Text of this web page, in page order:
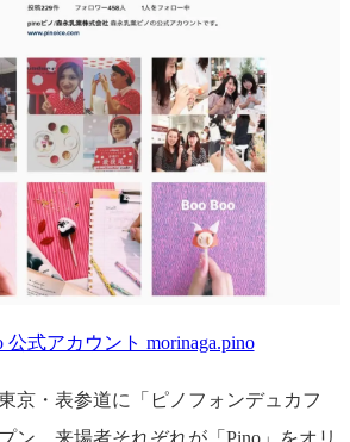
公式アカウント morinaga.pino
京・表参道に「ピノフォンデュカフ